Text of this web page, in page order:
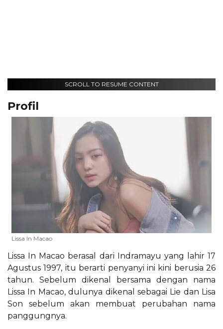
SCROLL TO RESUME CONTENT
Profil
Lissa In Macao
Lissa In Macao berasal dari Indramayu yang lahir 17
Agustus 1997, itu berarti penyanyi ini kini berusia 26
tahun. Sebelum dikenal bersama dengan nama
Lissa In Macao, dulunya dikenal sebagai Lie dan Lisa
Son sebelum akan membuat perubahan nama
panggungnya.